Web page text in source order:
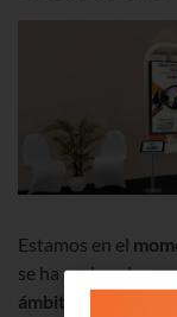
Estamos en el
se ha acelerado a
ámbito digital
. Y